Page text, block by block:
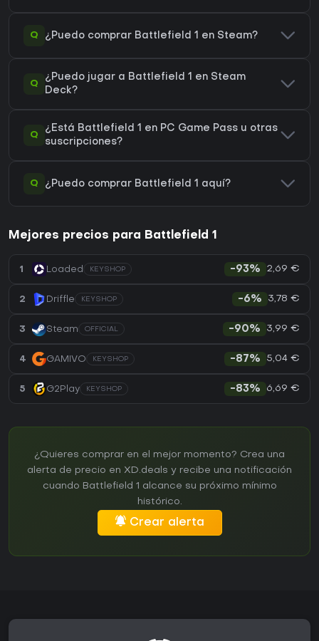
Q ¿Puedo comprar Battlefield 1 en Steam?
Q
¿Puedo jugar a Battlefield 1 en Steam
Deck?
Q
¿Está Battlefield 1 en PC Game Pass u otras
suscripciones?
Q ¿Puedo comprar Battlefield 1 aquí?
Mejores precios para Battlefield 1
1 Loaded KEYSHOP -93% 2,69 €
2 Driffle KEYSHOP -6% 3,78 €
3 Steam OFFICIAL -90% 3,99 €
4 GAMIVO KEYSHOP -87% 5,04 €
5 G2Play KEYSHOP -83% 6,69 €
¿Quieres comprar en el mejor momento? Crea una
alerta de precio en XD.deals y recibe una notificación
cuando Battlefield 1 alcance su próximo mínimo
histórico.
Crear alerta